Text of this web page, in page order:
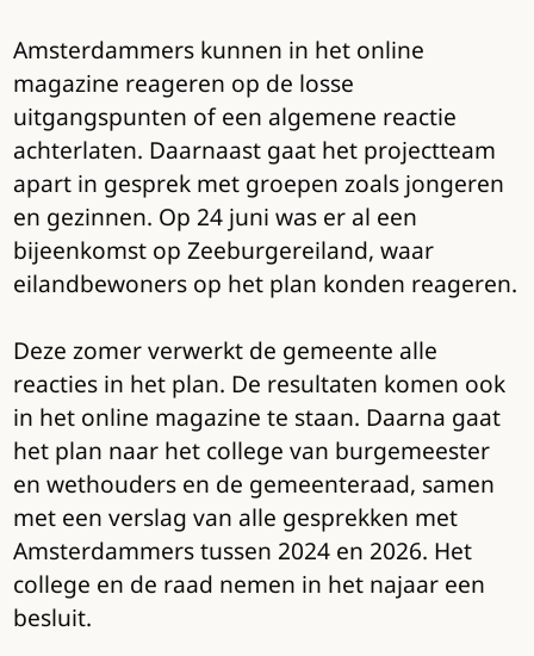
Amsterdammers kunnen in het online
magazine reageren op de losse
uitgangspunten of een algemene reactie
achterlaten. Daarnaast gaat het projectteam
apart in gesprek met groepen zoals jongeren
en gezinnen. Op 24 juni was er al een
bijeenkomst op Zeeburgereiland, waar
eilandbewoners op het plan konden reageren.
Deze zomer verwerkt de gemeente alle
reacties in het plan. De resultaten komen ook
in het online magazine te staan. Daarna gaat
het plan naar het college van burgemeester
en wethouders en de gemeenteraad, samen
met een verslag van alle gesprekken met
Amsterdammers tussen 2024 en 2026. Het
college en de raad nemen in het najaar een
besluit.